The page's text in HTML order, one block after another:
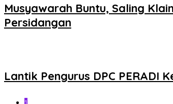
Musyawarah Buntu, Saling
Persidangan
Lantik Pengurus DPC